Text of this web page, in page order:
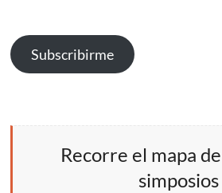
Subscribirme
Recorre el mapa
simposios